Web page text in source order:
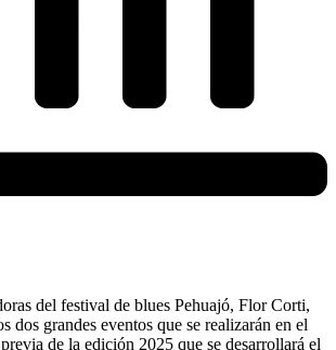
del festival de blues Pehuajó, Flor Corti,
dos grandes eventos que se realizarán en el
de la edición 2025 que se desarrollará el